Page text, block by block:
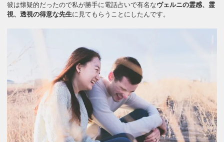
彼は懐疑的だったので私が勝手に電話占いで有名なヴェルニの霊感、霊
視、透視の得意な先生に見てもらうことにしたんです。